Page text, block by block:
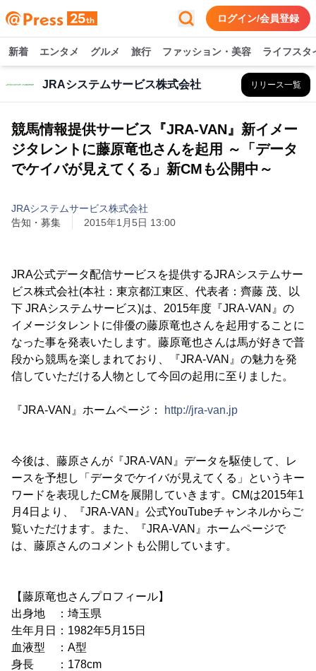
ログイン/会員登録
新着 エンタメ グルメ 旅行 ファッション・美容 ライフスタ
JRAシステムサービス株式会社 リリース一覧
競馬情報提供サービス『JRA-VAN』新イメー
ジタレントに藤原竜也さんを起用 ～「データ
でケイバが見えてくる」新CMも公開中～
JRAシステムサービス株式会社
告知・募集
2015年1月5日 13:00
JRA公式データ配信サービスを提供するJRAシステムサー
ビス株式会社(本社：東京都江東区、代表者：齊藤 茂、以
下 JRAシステムサービス)は、2015年度『JRA-VAN』の
イメージタレントに俳優の藤原竜也さんを起用することに
なった事を発表いたします。藤原竜也さんは馬が好きで普
段から競馬を楽しまれており、『JRA-VAN』の魅力を発
信していただける人物として今回の起用に至りました。
『JRA-VAN』ホームページ： http://jra-van.jp
今後は、藤原さんが『JRA-VAN』データを駆使して、レ
ースを予想し「データでケイバが見えてくる」というキー
ワードを表現したCMを展開していきます。CMは2015年1
月4日より、『JRA-VAN』公式YouTubeチャンネルからご
覧いただけます。また、『JRA-VAN』ホームページで
は、藤原さんのコメントも公開しています。
【藤原竜也さんプロフィール】
出身地 ：埼玉県
生年月日：1982年5月15日
血液型 ：A型
身長 ：178cm